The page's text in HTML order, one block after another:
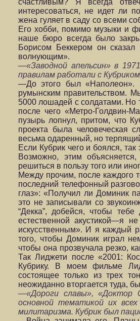
счастливым? Я всегда
интересоваться, не идет ли
жена гуляет в саду со всеми
Его хобби, помимо музыки и
наше бюро всегда было
Борисом Беккером он
волнующим».
—«Заводной апельсин» в
правилам работали с Кубриком
—До этого был
румынским правительством.
5000 лошадей с солдатами. Но
после чего «Метро-
пузырь лопнул, притом, что
проекта была человеческая
весьма одаренный, но
Если Кубрик чего и боялся,
Возможно, этим
решиться в пользу того или
Между прочим, после каждого
последний телефонный
глаз»: «Получил ли Доминик
это не записывали со
“Декка”, добейся, чтобы
естественной акустикой—я
искусственным». И я каждый
того, чтобы Доминик играл
чтобы она прозвучала резко,
Так Лиджети после «2001:
Кубрику. В моем фильме
состоящее только из трех
неожиданно вторгается туда,
—«Дороги славы», «Доктор
основной тематикой их
милитаризма. Кубрик был